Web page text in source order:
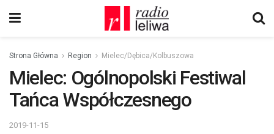
Strona Główna Region Mielec/Dębica/Kolbuszowa
Mielec: Ogólnopolski Festiwal
Tańca Współczesnego
2019-11-15